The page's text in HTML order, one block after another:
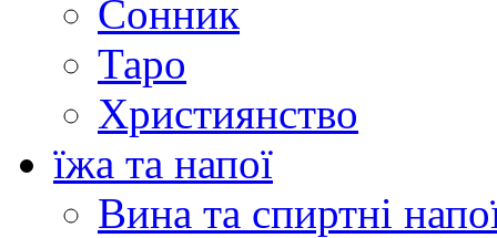
Сонник
Таро
Християнство
їжа та напої
Вина та спиртні